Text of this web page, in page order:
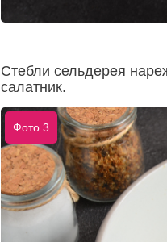
Стебли сельдерея
салатник.
Фото 3